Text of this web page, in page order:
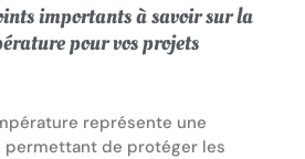
importants à savoir sur la
pour vos projets
représente une
permettant de protéger les